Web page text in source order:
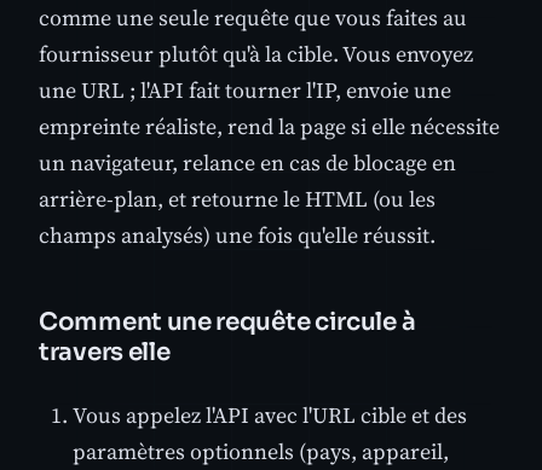
comme une seule requête que vous faites au
fournisseur plutôt qu'à la cible. Vous envoyez
une URL ; l'API fait tourner l'IP, envoie une
empreinte réaliste, rend la page si elle nécessite
un navigateur, relance en cas de blocage en
arrière-plan, et retourne le HTML (ou les
champs analysés) une fois qu'elle réussit.
Comment une requête circule à
travers elle
Vous appelez l'API avec l'URL cible et des
paramètres optionnels (pays, appareil,